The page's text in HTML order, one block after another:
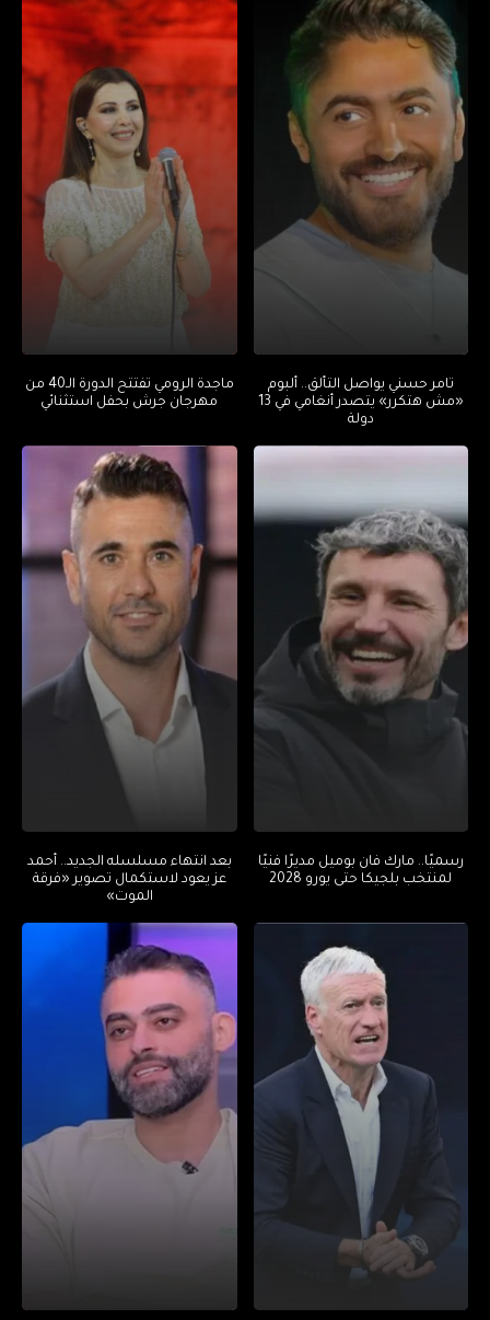
تامر حسني يواصل التألق.. ألبوم
«مش هتكرر» يتصدر أنغامي في 13
دولة
ماجدة الرومي تفتتح الدورة الـ40 من
مهرجان جرش بحفل استثنائي
رسميًا.. مارك فان بوميل مديرًا فنيًا
لمنتخب بلجيكا حتى يورو 2028
بعد انتهاء مسلسله الجديد.. أحمد
عز يعود لاستكمال تصوير «فرقة
الموت»